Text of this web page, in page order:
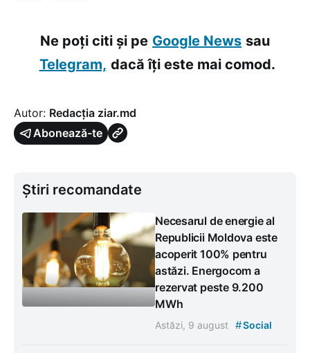
Ne poți citi și pe Google News sau
Telegram, dacă îți este mai comod.
Autor: Redacția ziar.md
Abonează-te
Știri recomandate
Necesarul de energie al
Republicii Moldova este
acoperit 100% pentru
astăzi. Energocom a
rezervat peste 9.200
MWh
Astăzi, 9 august #Social